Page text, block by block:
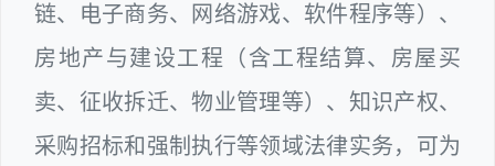
链、电子商务、网络游戏、软件程序等）、
房地产与建设工程（含工程结算、房屋买
卖、征收拆迁、物业管理等）、知识产权、
采购招标和强制执行等领域法律实务，可为